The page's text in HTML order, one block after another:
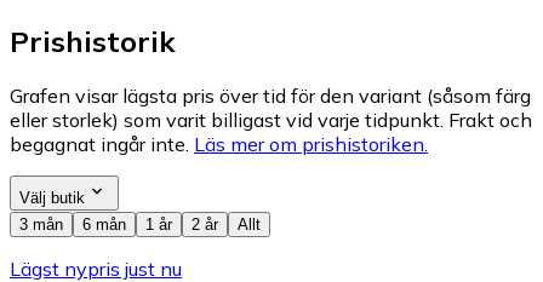
Prishistorik
Grafen visar lägsta pris över tid för den variant (såsom färg
eller storlek) som varit billigast vid varje tidpunkt. Frakt och
begagnat ingår inte. Läs mer om prishistoriken.
Välj butik
3 mån
6 mån 1 år 2 år Allt
Lägst nypris just nu